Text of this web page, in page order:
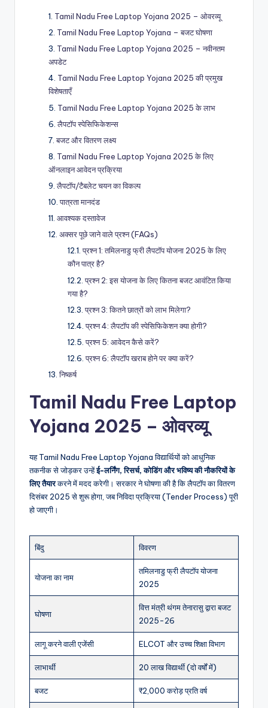
Tamil Nadu Free Laptop Yojana 2025 – ओवरव्यू
Tamil Nadu Free Laptop Yojana – बजट घोषणा
Tamil Nadu Free Laptop Yojana 2025 – नवीनतम
अपडेट
Tamil Nadu Free Laptop Yojana 2025 की प्रमुख
विशेषताएँ
Tamil Nadu Free Laptop Yojana 2025 के लाभ
लैपटॉप स्पेसिफिकेशन्स
बजट और वितरण लक्ष्य
Tamil Nadu Free Laptop Yojana 2025 के लिए
ऑनलाइन आवेदन प्रक्रिया
लैपटॉप/टैबलेट चयन का विकल्प
पात्रता मानदंड
आवश्यक दस्तावेज
अक्सर पूछे जाने वाले प्रश्न (FAQs)
प्रश्न 1: तमिलनाडु फ्री लैपटॉप योजना 2025 के लिए
कौन पात्र है?
प्रश्न 2: इस योजना के लिए कितना बजट आवंटित किया
गया है?
प्रश्न 3: कितने छात्रों को लाभ मिलेगा?
प्रश्न 4: लैपटॉप की स्पेसिफिकेशन क्या होगी?
प्रश्न 5: आवेदन कैसे करें?
प्रश्न 6: लैपटॉप खराब होने पर क्या करें?
निष्कर्ष
Tamil Nadu Free Laptop
Yojana 2025 – ओवरव्यू
यह Tamil Nadu Free Laptop Yojana विद्यार्थियों को आधुनिक
तकनीक से जोड़कर उन्हेंई-लर्निंग, रिसर्च, कोडिंग और भविष्य की नौकरियों के
लिए तैयारकरने में मदद करेगी। सरकार ने घोषणा की है कि लैपटॉप का वितरण
दिसंबर 2025 से शुरू होगा, जब निविदा प्रक्रिया (Tender Process) पूरी
हो जाएगी।
बिंदु विवरण
योजना का नाम
तमिलनाडु फ्री लैपटॉप योजना
2025
घोषणा
वित्त मंत्री थंगम तेनारासु द्वारा बजट
2025-26
लागू करने वाली एजेंसी ELCOT और उच्च शिक्षा विभाग
लाभार्थी 20 लाख विद्यार्थी (दो वर्षों में)
बजट ₹2,000 करोड़ प्रति वर्ष